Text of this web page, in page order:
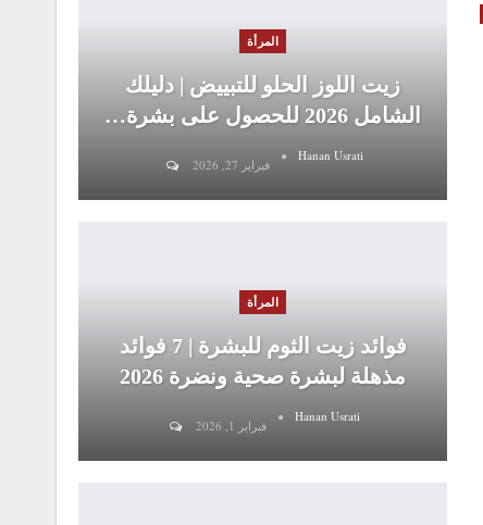
المرأة
زيت اللوز الحلو للتبييض | دليلك
الشامل 2026 للحصول على بشرة…
Hanan Usrati
فبراير 27, 2026
المرأة
فوائد زيت الثوم للبشرة | 7 فوائد
مذهلة لبشرة صحية ونضرة 2026
Hanan Usrati
فبراير 1, 2026